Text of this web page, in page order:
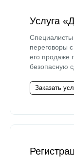
Услуга
Специалисты
переговоры
его продаже
безопасную
Заказать